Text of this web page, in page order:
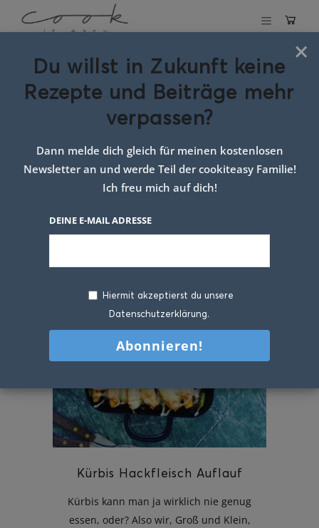
Schlagwort:
kartoffel kürbis
gratin
Kürbis Hackfleisch Auflauf
Kürbis kann man ja wirklich nie genug
essen, oder? Also wir, Groß und Klein,
×
Du willst in Zukunft keine
Rezepte und Beiträge mehr
verpassen?
Dann melde dich gleich für meinen kostenlosen
Newsletter an und werde Teil der cookiteasy Familie!
Ich freu mich auf dich!
DEINE E-MAIL ADRESSE
Hiermit akzeptierst du unsere
Datenschutzerklärung.